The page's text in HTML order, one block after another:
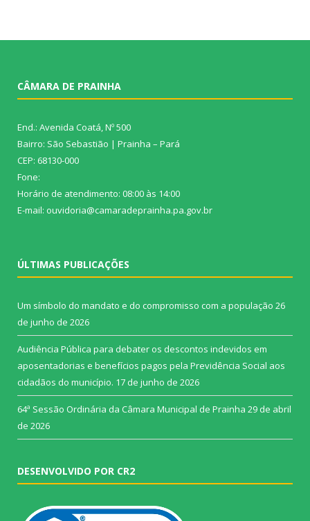
CÂMARA DE PRAINHA
End.: Avenida Coatá, Nº 500
Bairro: São Sebastião | Prainha – Pará
CEP: 68130-000
Fone:
Horário de atendimento: 08:00 às 14:00
E-mail: ouvidoria@camaradeprainha.pa.gov.br
ÚLTIMAS PUBLICAÇÕES
Um símbolo do mandato e do compromisso com a população 26
de junho de 2026
Audiência Pública para debater os descontos indevidos em
aposentadorias e benefícios pagos pela Previdência Social aos
cidadãos do município. 17 de junho de 2026
64ª Sessão Ordinária da Câmara Municipal de Prainha 29 de abril
de 2026
DESENVOLVIDO POR CR2